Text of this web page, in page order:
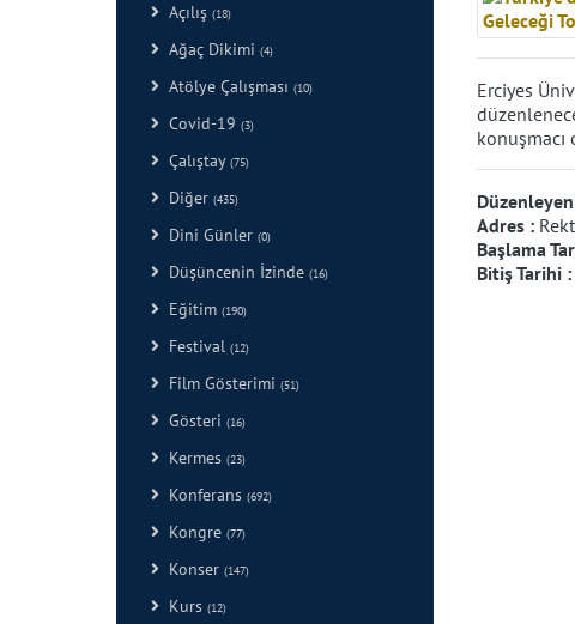
Açılış (18)
Ağaç Dikimi (4)
Atölye Çalışması (10)
Covid-19 (3)
Çalıştay (75)
Diğer (435)
Dini Günler (0)
Düşüncenin İzinde (16)
Eğitim (190)
Festival (12)
Film Gösterimi (51)
Gösteri (16)
Kermes (23)
Konferans (692)
Kongre (77)
Konser (147)
Kurs (12)
Erciyes
konuşmacı
Adres :
Başlama
Bitiş Tarihi :